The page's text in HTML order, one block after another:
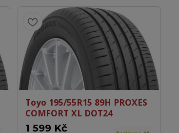
Toyo 195/55R15 89H PROXES
COMFORT XL DOT24
1 599 Kč